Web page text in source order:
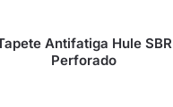
Antifatiga Hule SBR
Perforado